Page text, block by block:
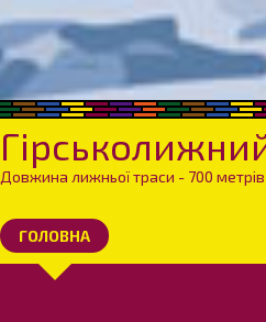
Довжина лижньої траси - 700 метрів
ГОЛОВНА